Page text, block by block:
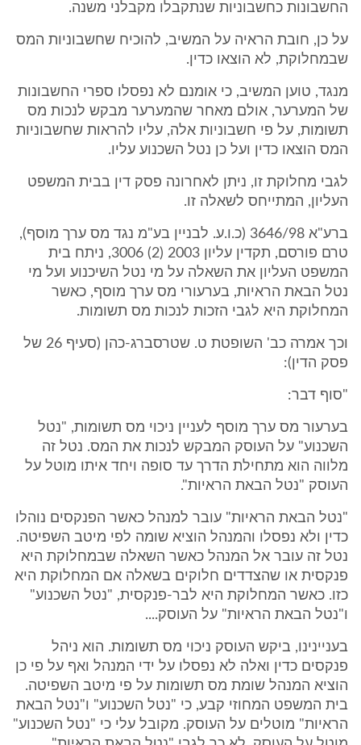
החשבונות כחשבוניות שנתקבלו מקבלני משנה.
על כן, חובת הראיה על המשיב, להוכיח שחשבוניות המס
שבמחלוקת, לא הוצאו כדין.
מנגד, טוען המשיב, כי אומנם לא נפסלו ספרי החשבונות
של המערער, אולם מאחר שהמערער מבקש לנכות מס
תשומות, על פי חשבוניות אלה, עליו להראות שחשבוניות
המס הוצאו כדין ועל כן נטל השכנוע עליו.
לגבי מחלוקת זו, ניתן לאחרונה פסק דין בבית המשפט
העליון, המתייחס לשאלה זו.
ברע"א 3646/98 (כ.ו.ע. לבניין בע"מ נגד מס ערך מוסף),
טרם פורסם, תקדין עליון 2003 (2) 3006, ניתח בית
המשפט העליון את השאלה על מי נטל השיכנוע ועל מי
נטל הבאת הראיות, בערעורי מס ערך מוסף, כאשר
המחלוקת היא לגבי הזכות לנכות מס תשומות.
וכך אמרה כב' השופטת ט. שטרסברג-כהן (סעיף 26 של
פסק הדין):
"סוף דבר:
בערעור מס ערך מוסף לעניין ניכוי מס תשומות, "נטל
השכנוע" על העוסק המבקש לנכות את המס. נטל זה
מלווה הוא מתחילת הדרך עד סופה ויחד איתו מוטל על
העוסק "נטל הבאת הראיות".
"נטל הבאת הראיות" עובר למנהל כאשר הפנקסים נוהלו
כדין ולא נפסלו והמנהל הוציא שומה לפי מיטב השפיטה.
נטל זה עובר אל המנהל כאשר השאלה שבמחלוקת היא
פנקסית או שהצדדים חלוקים בשאלה אם המחלוקת היא
כזו. כאשר המחלוקת היא לבר-פנקסית, "נטל השכנוע"
ו"נטל הבאת הראיות" על העוסק....
בעניינינו, ביקש העוסק ניכוי מס תשומות. הוא ניהל
פנקסים כדין ואלה לא נפסלו על ידי המנהל ואף על פי כן
הוציא המנהל שומת מס תשומות על פי מיטב השפיטה.
בית המשפט המחוזי קבע, כי "נטל השכנוע" ו"נטל הבאת
הראיות" מוטלים על העוסק. מקובל עלי כי "נטל השכנוע"